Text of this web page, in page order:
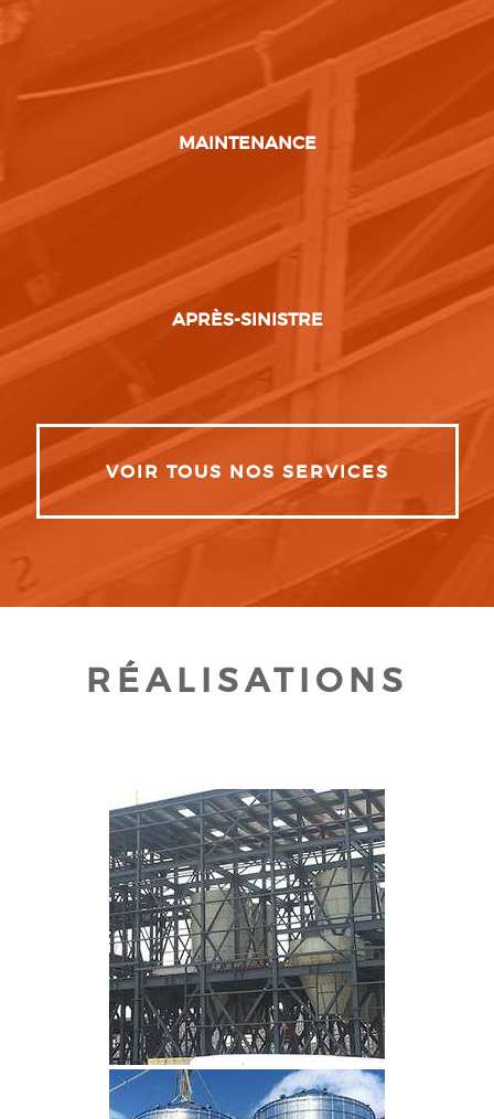
MAINTENANCE
APRÈS-SINISTRE
VOIR TOUS NOS SERVICES
RÉALISATIONS
CLIQUEZ POUR AGRANDIR